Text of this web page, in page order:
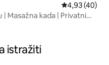
Prosječna
4,93 (40)
Masažna kada | Privatni
istražiti